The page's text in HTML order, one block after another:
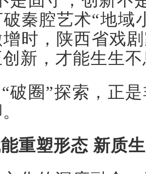
秦腔艺术“地域
时，陕西省戏
新，才能生生不
破圈”探索，正
重塑形态 新质